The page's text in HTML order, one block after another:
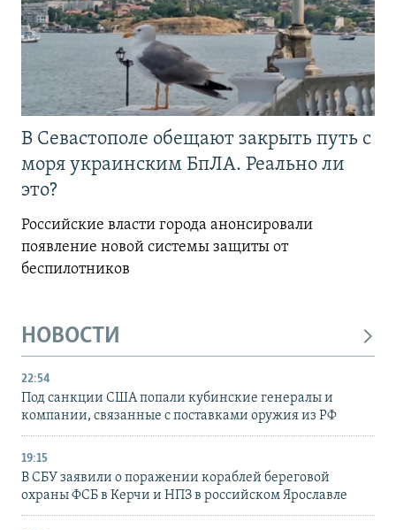
В Севастополе обещают закрыть путь с
моря украинским БпЛА. Реально ли
это?
Российские власти города анонсировали
появление новой системы защиты от
беспилотников
НОВОСТИ
22:54
Под санкции США попали кубинские генералы и
компании, связанные с поставками оружия из РФ
19:15
В СБУ заявили о поражении кораблей береговой
охраны ФСБ в Керчи и НПЗ в российском Ярославле